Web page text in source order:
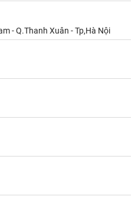
- Q.Thanh Xuân - Tp,Hà Nội